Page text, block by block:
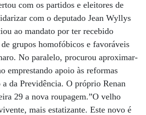
com os partidos e eleitores de
com o deputado Jean Wyllys
ao mandato por ter recebido
grupos homofóbicos e favoráveis
No paralelo, procurou aproximar-
emprestando apoio às reformas
a da Previdência. O próprio Renan
29 a nova roupagem.”O velho
mais estatizante. Este novo é